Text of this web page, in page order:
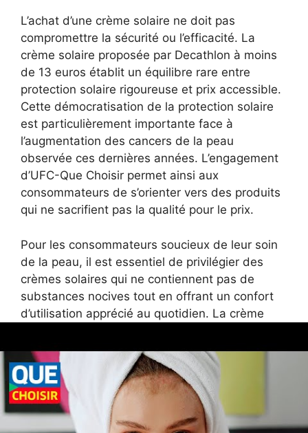
L’achat d’une crème solaire ne doit pas
compromettre la sécurité ou l’efficacité. La
crème solaire proposée par Decathlon à moins
de 13 euros établit un équilibre rare entre
protection solaire rigoureuse et prix accessible.
Cette démocratisation de la protection solaire
est particulièrement importante face à
l’augmentation des cancers de la peau
observée ces dernières années. L’engagement
d’UFC-Que Choisir permet ainsi aux
consommateurs de s’orienter vers des produits
qui ne sacrifient pas la qualité pour le prix.
Pour les consommateurs soucieux de leur soin
de la peau, il est essentiel de privilégier des
crèmes solaires qui ne contiennent pas de
substances nocives tout en offrant un confort
d’utilisation apprécié au quotidien. La crème
des utilisateurs actifs qui recherchent un
produit multiusage, résistant à la transpiration
et à l’eau.
5 conseils pour bien utiliser